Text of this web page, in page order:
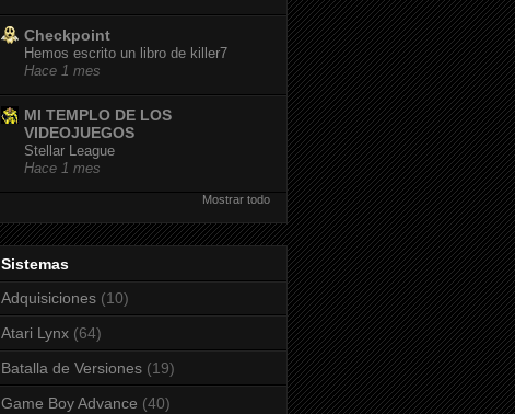
Checkpoint
Hemos escrito un libro de killer7
Hace 1 mes
MI TEMPLO DE LOS
VIDEOJUEGOS
Stellar League
Hace 1 mes
Mostrar todo
Sistemas
Adquisiciones (10)
Atari Lynx (64)
Batalla de Versiones (19)
Game Boy Advance (40)